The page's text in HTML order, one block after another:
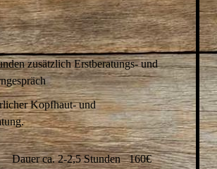
zusätzlich Erstberatungs- und
Kopfhaut- und
Dauer ca. 2-2,5 Stunden 160€